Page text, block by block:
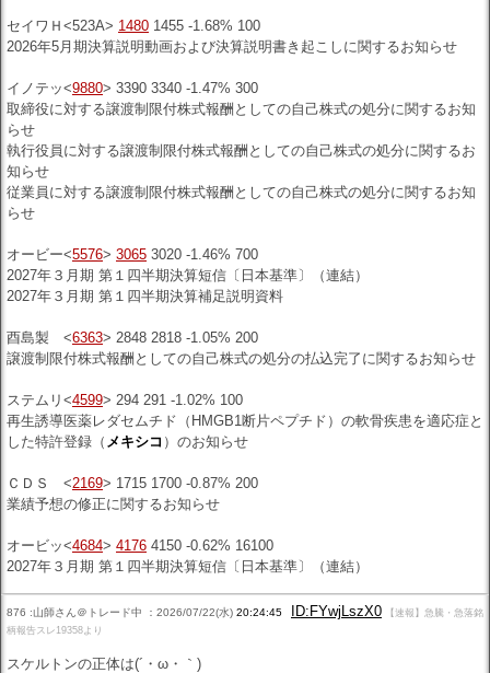
セイワＨ<523A> 1480 1455 -1.68% 100
2026年5月期決算説明動画および決算説明書き起こしに関するお知らせ
イノテッ<9880> 3390 3340 -1.47% 300
取締役に対する譲渡制限付株式報酬としての自己株式の処分に関するお知
らせ
執行役員に対する譲渡制限付株式報酬としての自己株式の処分に関するお
知らせ
従業員に対する譲渡制限付株式報酬としての自己株式の処分に関するお知
らせ
オービー<5576> 3065 3020 -1.46% 700
2027年３月期 第１四半期決算短信〔日本基準〕（連結）
2027年３月期 第１四半期決算補足説明資料
酉島製 <6363> 2848 2818 -1.05% 200
譲渡制限付株式報酬としての自己株式の処分の払込完了に関するお知らせ
ステムリ<4599> 294 291 -1.02% 100
再生誘導医薬レダセムチド（HMGB1断片ペプチド）の軟骨疾患を適応症と
した特許登録（ メキシコ ）のお知らせ
ＣＤＳ <2169> 1715 1700 -0.87% 200
業績予想の修正に関するお知らせ
オービッ<4684> 4176 4150 -0.62% 16100
2027年３月期 第１四半期決算短信〔日本基準〕（連結）
876 :山師さん＠トレード中 ：2026/07/22(水) 20:24:45 ID:FYwjLszX0
【速報】急騰・急落銘
柄報告スレ19358より
スケルトンの正体は(´・ω・｀)